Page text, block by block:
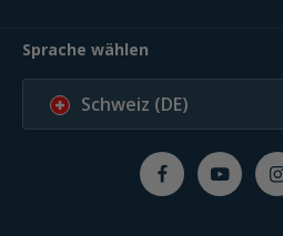
Sprache wählen
Schweiz (DE)